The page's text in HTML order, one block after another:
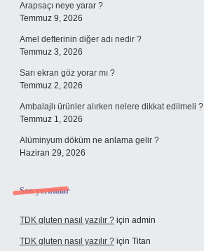
Arapsaçı neye yarar ?
Temmuz 9, 2026
Amel defterinin diğer adı nedir ?
Temmuz 3, 2026
Sarı ekran göz yorar mı ?
Temmuz 2, 2026
Ambalajlı ürünler alırken nelere dikkat edilmeli ?
Temmuz 1, 2026
Alüminyum döküm ne anlama gelir ?
Haziran 29, 2026
Son yorumlar
TDK gluten nasıl yazılır ? için admin
TDK gluten nasıl yazılır ? için Titan